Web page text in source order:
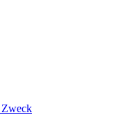
Zweck